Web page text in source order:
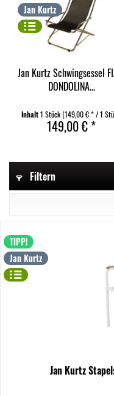
Jan Kurtz
Jan Kurtz Schwingsessel
DONDOLINA...
Inhalt1 Stück(149,00 € * / 1
149,00 € *
Filtern
TIPP!
Jan Kurtz
Jan Kurtz